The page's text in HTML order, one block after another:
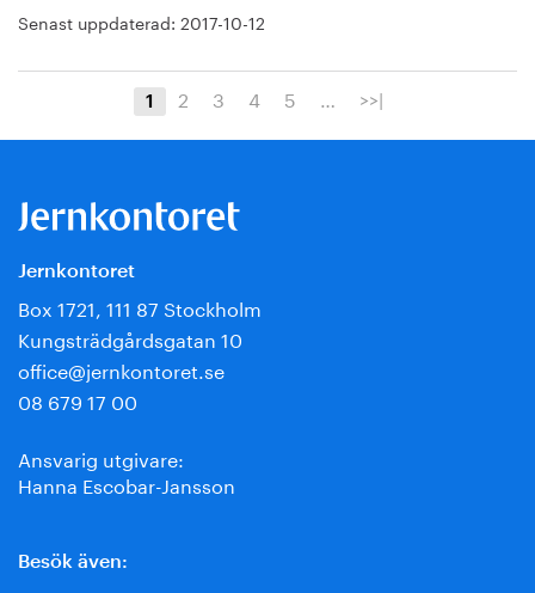
Senast uppdaterad: 2017-10-12
1 2 3 4 5 … >>|
Jernkontoret
Box 1721, 111 87 Stockholm
Kungsträdgårdsgatan 10
office@jernkontoret.se
08 679 17 00
Ansvarig utgivare:
Hanna Escobar-Jansson
Besök även: